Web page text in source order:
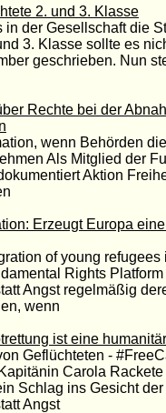
2. und 3. Klasse
in der Gesellschaft die
3. Klasse sollte es
geschrieben. Nun
Rechte bei der
wenn Behörden
Als Mitglied der
Aktion
Erzeugt Europa
of young refugees
Rights
Angst regelmäßig
wenn
ist eine
Geflüchteten -
Carola
Schlag ins Gesicht
Angst